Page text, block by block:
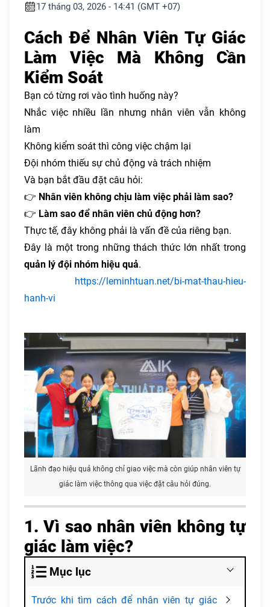
17 tháng 03, 2026 - 14:41 (GMT +07)
Cách Để Nhân Viên Tự Giác
Làm Việc Mà Không Cần
Kiểm Soát
Bạn có từng rơi vào tình huống này?
Nhắc việc nhiều lần nhưng nhân viên vẫn không
làm
Không kiểm soát thì công việc chậm lại
Đội nhóm thiếu sự chủ động và trách nhiệm
Và bạn bắt đầu đặt câu hỏi:
👉 Nhân viên không chịu làm việc phải làm sao?
👉 Làm sao để nhân viên chủ động hơn?
Thực tế, đây không phải là vấn đề của riêng bạn.
Đây là một trong những thách thức lớn nhất trong
quản lý đội nhóm hiệu quả.
https://leminhtuan.net/bi-mat-thau-hieu-
hanh-vi
Lãnh đạo hiệu quả không chỉ giao việc mà còn giúp nhân viên tự
giác làm việc thông qua việc đặt câu hỏi đúng.
1. Vì sao nhân viên không tự
giác làm việc?
Mục lục
Trước khi tìm cách để nhân viên tự giác